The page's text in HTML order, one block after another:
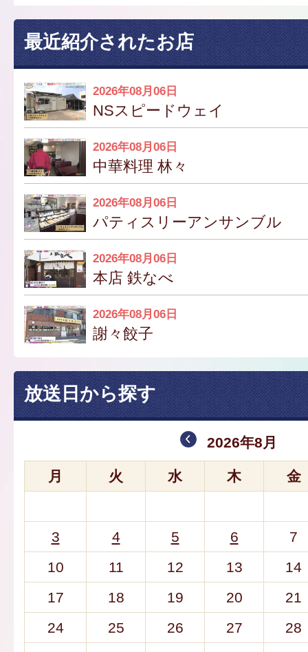
最近紹介されたお店
2026年08月06日
NSスピードウェイ
2026年08月06日
中華料理 林々
2026年08月06日
パティスリーアンサンブル
2026年08月06日
本店 鉄なべ
2026年08月06日
謝々餃子
放送日から探す
2026年8月
月 火 水 木 金
3 4 5 6
7
10
11 12 13
14
17
18 19 20
21
24
25 26 27
28